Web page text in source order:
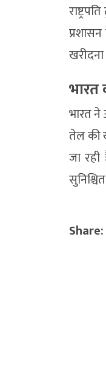
भारत
भारत
तेल की
जा
Share: